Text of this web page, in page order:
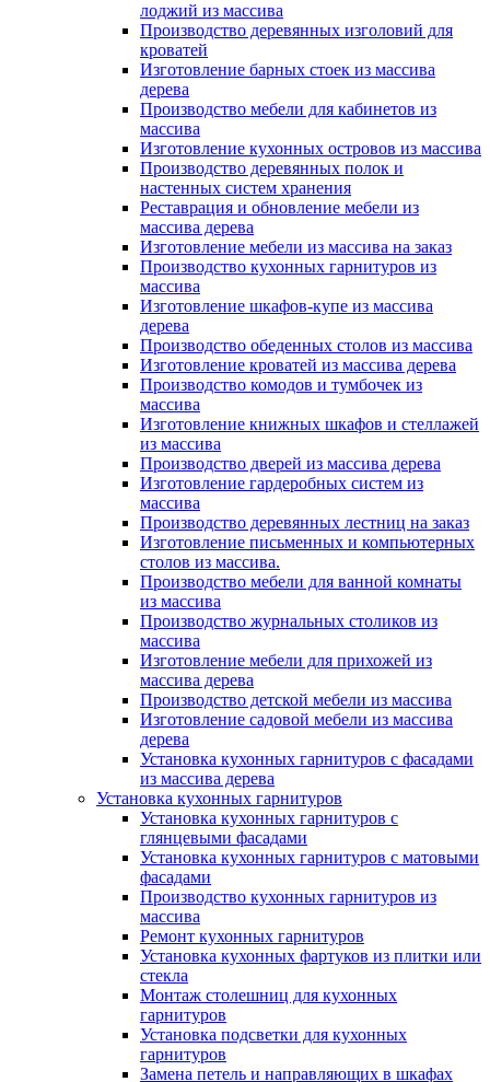
лоджий из массива
Производство деревянных изголовий для
кроватей
Изготовление барных стоек из массива
дерева
Производство мебели для кабинетов из
массива
Изготовление кухонных островов из массива
Производство деревянных полок и
настенных систем хранения
Реставрация и обновление мебели из
массива дерева
Изготовление мебели из массива на заказ
Производство кухонных гарнитуров из
массива
Изготовление шкафов-купе из массива
дерева
Производство обеденных столов из массива
Изготовление кроватей из массива дерева
Производство комодов и тумбочек из
массива
Изготовление книжных шкафов и стеллажей
из массива
Производство дверей из массива дерева
Изготовление гардеробных систем из
массива
Производство деревянных лестниц на заказ
Изготовление письменных и компьютерных
столов из массива.
Производство мебели для ванной комнаты
из массива
Производство журнальных столиков из
массива
Изготовление мебели для прихожей из
массива дерева
Производство детской мебели из массива
Изготовление садовой мебели из массива
дерева
Установка кухонных гарнитуров с фасадами
из массива дерева
Установка кухонных гарнитуров
Установка кухонных гарнитуров с
глянцевыми фасадами
Установка кухонных гарнитуров с матовыми
фасадами
Производство кухонных гарнитуров из
массива
Ремонт кухонных гарнитуров
Установка кухонных фартуков из плитки или
стекла
Монтаж столешниц для кухонных
гарнитуров
Установка подсветки для кухонных
гарнитуров
Замена петель и направляющих в шкафах